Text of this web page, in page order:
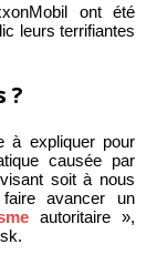
ont été
leurs terrifiantes
?
à expliquer pour
causée par
soit à nous
avancer un
autoritaire »,